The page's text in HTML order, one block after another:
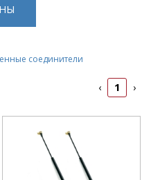
соединители
‹ 1 ›